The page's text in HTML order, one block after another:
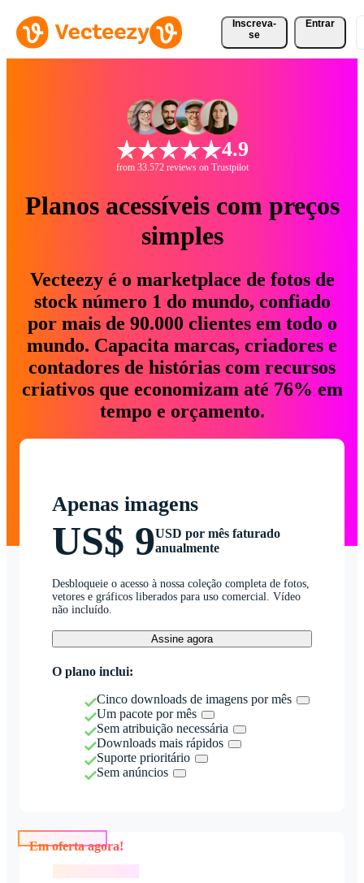
Inscreva-
se
Entrar
4.9
from 33.572 reviews on Trustpilot
Planos acessíveis com preços
simples
Vecteezy é o marketplace de fotos de
stock número 1 do mundo, confiado
por mais de 90.000 clientes em todo o
mundo. Capacita marcas, criadores e
contadores de histórias com recursos
criativos que economizam até 76% em
tempo e orçamento.
Apenas imagens
US$ 9USD por mês faturado
anualmente
Desbloqueie o acesso à nossa coleção completa de fotos,
vetores e gráficos liberados para uso comercial. Vídeo
não incluído.
Assine agora
O plano inclui:
Cinco downloads de imagens por mês
Um pacote por mês
Sem atribuição necessária
Downloads mais rápidos
Suporte prioritário
Sem anúncios